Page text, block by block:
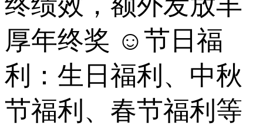
厚年终奖 ☺节日福
利：生日福利、中秋
节福利、春节福利等